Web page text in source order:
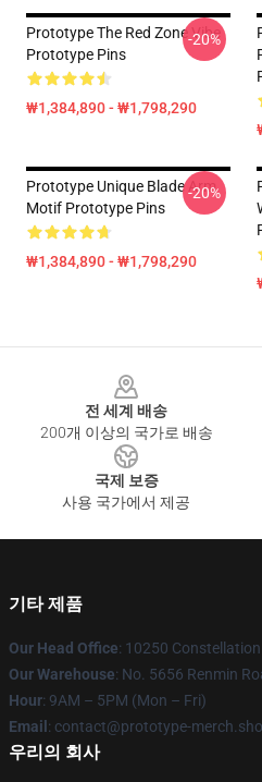
Prototype The Red Zone Vibe
Prototype Pins
₩1,384,890 - ₩1,798,290
-20%
Prototype Unique Blade Arm
Motif Prototype Pins
₩1,384,890 - ₩1,798,290
-20%
전 세계 배송
200개 이상의 국가로 배송
국제 보증
사용 국가에서 제공
기타 제품
Our Head Office: 10250
Our Warehouse: No. 5656 Renmin
Hour: 9AM – 5PM (Mon – Fri)
Email : contact@prototype-
우리의 회사